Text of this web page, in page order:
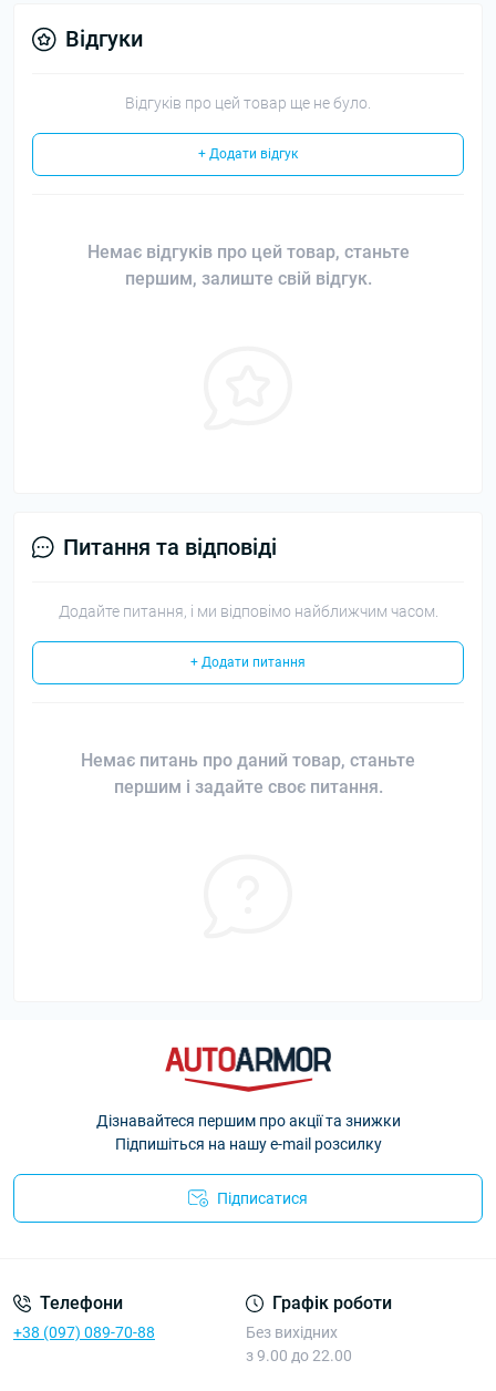
Відгуки
Відгуків про цей товар ще не було.
+ Додати відгук
Немає відгуків про цей товар, станьте
першим, залиште свій відгук.
Питання та відповіді
Додайте питання, і ми відповімо найближчим часом.
+ Додати питання
Немає питань про даний товар, станьте
першим і задайте своє питання.
Дізнавайтеся першим про акції та знижки
Підпишіться на нашу e-mail розсилку
Підписатися
Телефони
+38 (097) 089-70-88
Графік роботи
Без вихідних
з 9.00 до 22.00